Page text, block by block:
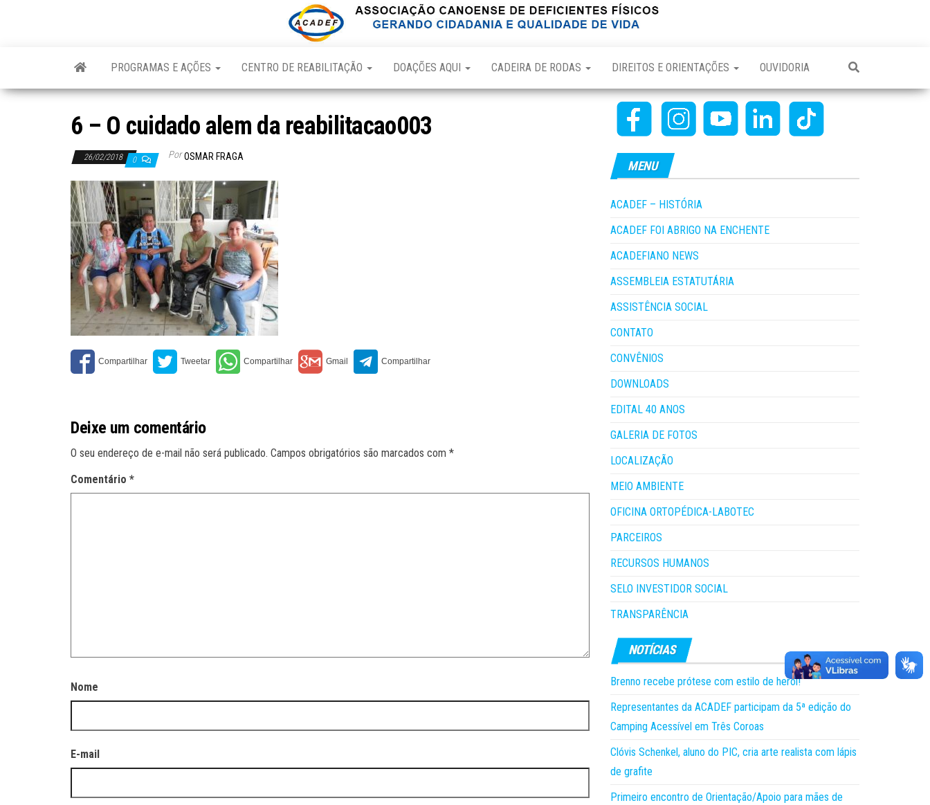
PROGRAMAS E AÇÕES CENTRO DE REABILITAÇÃO DOAÇÕES AQUI CADEIRA DE RODAS DIREITOS E ORIENTAÇÕES OUVIDORIA
6 – O cuidado alem da reabilitacao003
26/02/2018 0 Por OSMAR FRAGA
Deixe um comentário
O seu endereço de e-mail não será publicado. Campos obrigatórios são marcados com *
Comentário *
Nome
E-mail
MENU
ACADEF – HISTÓRIA
ACADEF FOI ABRIGO NA ENCHENTE
ACADEFIANO NEWS
ASSEMBLEIA ESTATUTÁRIA
ASSISTÊNCIA SOCIAL
CONTATO
CONVÊNIOS
DOWNLOADS
EDITAL 40 ANOS
GALERIA DE FOTOS
LOCALIZAÇÃO
MEIO AMBIENTE
OFICINA ORTOPÉDICA-LABOTEC
PARCEIROS
RECURSOS HUMANOS
SELO INVESTIDOR SOCIAL
TRANSPARÊNCIA
Brenno recebe prótese com estilo de herói!
Representantes da ACADEF participam da 5ª edição do
Camping Acessível em Três Coroas
Clóvis Schenkel, aluno do PIC, cria arte realista com lápis
de grafite
Primeiro encontro de Orientação/Apoio para mães de